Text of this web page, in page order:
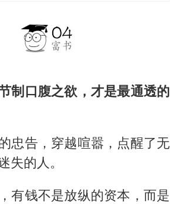
制口腹之欲，才是最通透的
忠告，穿越喧嚣，点醒了无
失的人。
有钱不是放纵的资本，而是